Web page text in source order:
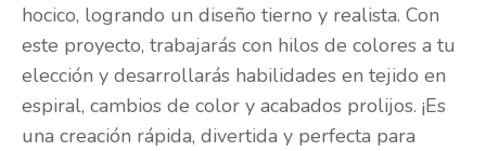
hocico, logrando un diseño tierno y realista. Con
este proyecto, trabajarás con hilos de colores a tu
elección y desarrollarás habilidades en tejido en
espiral, cambios de color y acabados prolijos. ¡Es
una creación rápida, divertida y perfecta para